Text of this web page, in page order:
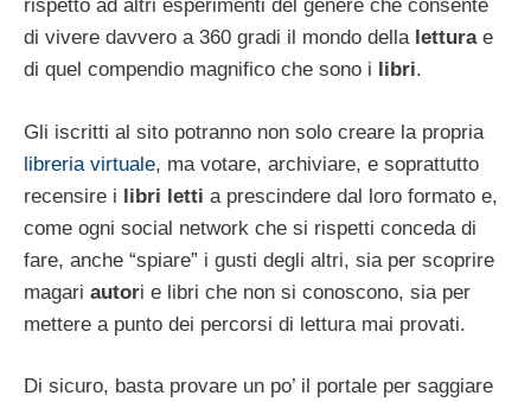
rispetto ad altri esperimenti del genere che consente
di vivere davvero a 360 gradi il mondo della letturae
di quel compendio magnifico che sono i
libri.
Gli iscritti al sito potranno non solo creare la propria
libreria virtuale, ma votare, archiviare, e soprattutto
recensire i libri letti a prescindere dal loro formato e,
come ogni social network che si rispetti conceda di
fare, anche “spiare” i gusti degli altri, sia per scoprire
magari autori e libri che non si conoscono, sia per
mettere a punto dei percorsi di lettura mai provati.
Di sicuro, basta provare un po’ il portale per saggiare